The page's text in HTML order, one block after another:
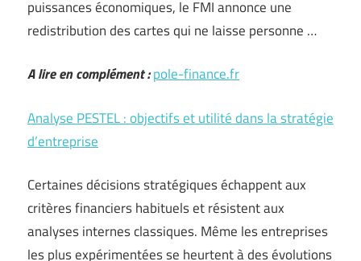
puissances économiques, le FMI annonce une
redistribution des cartes qui ne laisse personne …
A lire en complément :pole-finance.fr
Analyse PESTEL : objectifs et utilité dans la stratégie
d’entreprise
Certaines décisions stratégiques échappent aux
critères financiers habituels et résistent aux
analyses internes classiques. Même les entreprises
les plus expérimentées se heurtent à des évolutions